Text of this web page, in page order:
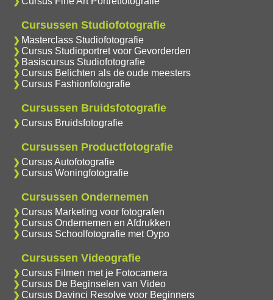
Cursussen Studiofotografie
Masterclass Studiofotografie
Cursus Studioportret voor Gevorderden
Basiscursus Studiofotografie
Cursus Belichten als de oude meesters
Cursus Fashionfotografie
Cursussen Bruidsfotografie
Cursus Bruidsfotografie
Cursussen Productfotografie
Cursus Autofotografie
Cursus Woningfotografie
Cursussen Ondernemen
Cursus Marketing voor fotografen
Cursus Ondernemen en Afdrukken
Cursus Schoolfotografie met Oypo
Cursussen Videografie
Cursus Filmen met je Fotocamera
Cursus De Beginselen van Video
Cursus Davinci Resolve voor Beginners